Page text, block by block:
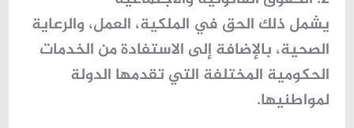
يشمل ذلك الحق في الملكية، العمل، والرعاية
الصحية، بالإضافة إلى الاستفادة من الخدمات
الحكومية المختلفة التي تقدمها الدولة
لمواطنيها.